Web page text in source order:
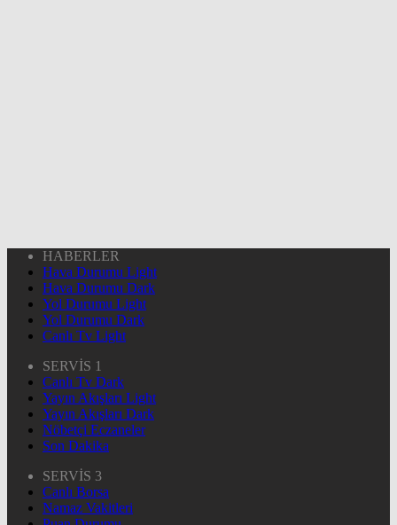
HABERLER
Hava Durumu Light
Hava Durumu Dark
Yol Durumu Light
Yol Durumu Dark
Canlı Tv Light
SERVİS 1
Canlı Tv Dark
Yayın Akışları Light
Yayın Akışları Dark
Nöbetçi Eczaneler
Son Dakika
SERVİS 3
Canlı Borsa
Namaz Vakitleri